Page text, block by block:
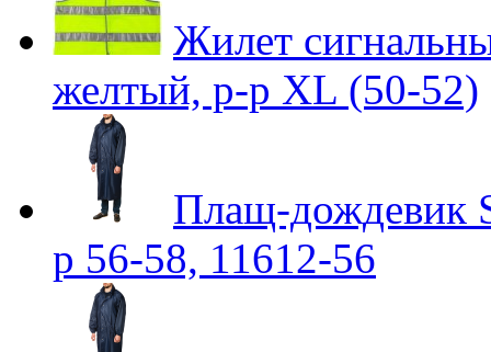
Жилет
желтый, р-р XL (50-52)
Плащ-дождевик
р 56-58, 11612-56